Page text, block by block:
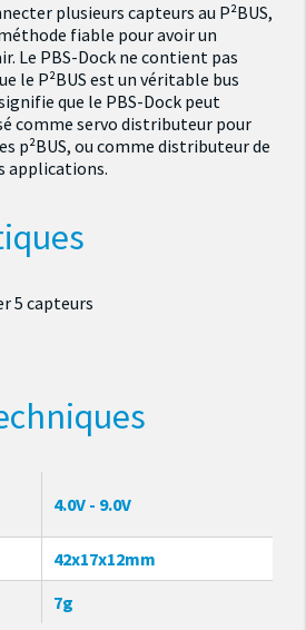
plusieurs capteurs au P²BUS,
fiable pour avoir un
Le PBS-Dock ne contient pas
le P²BUS est un véritable bus
que le PBS-Dock peut
comme servo distributeur pour
p²BUS, ou comme distributeur de
applications.
5 capteurs
4.0V - 9.0V
42x17x12mm
7g